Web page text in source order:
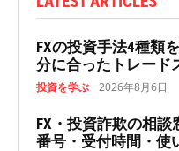
FXの投資手法4種類
分に合ったトレード
投資を学ぶ 2026年8月6日
FX・投資詐欺の相
番号・受付時間・使